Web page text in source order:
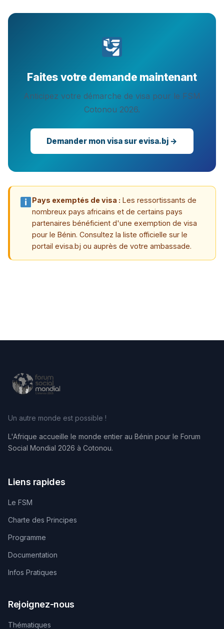
Faites votre demande maintenant
Anticipez votre démarche de visa pour le FSM
Cotonou 2026.
Demander mon visa sur evisa.bj →
Pays exemptés de visa : Les ressortissants de
nombreux pays africains et de certains pays
partenaires bénéficient d'une exemption de visa
pour le Bénin. Consultez la liste officielle sur le
portail evisa.bj ou auprès de votre ambassade.
Un autre monde est possible !
L'Afrique accueille le monde entier au Bénin pour le Forum
Social Mondial 2026 à Cotonou.
Liens rapides
Le FSM
Charte des Principes
Programme
Documentation
Infos Pratiques
Rejoignez-nous
Thématiques